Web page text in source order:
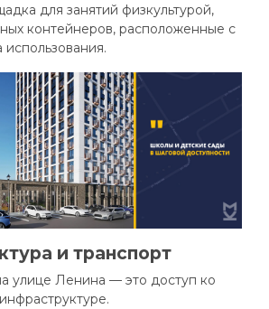
для занятий физкультурой,
контейнеров, расположенные с
и транспорт
улице Ленина — это доступ ко